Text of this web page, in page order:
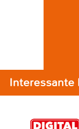
Interessante